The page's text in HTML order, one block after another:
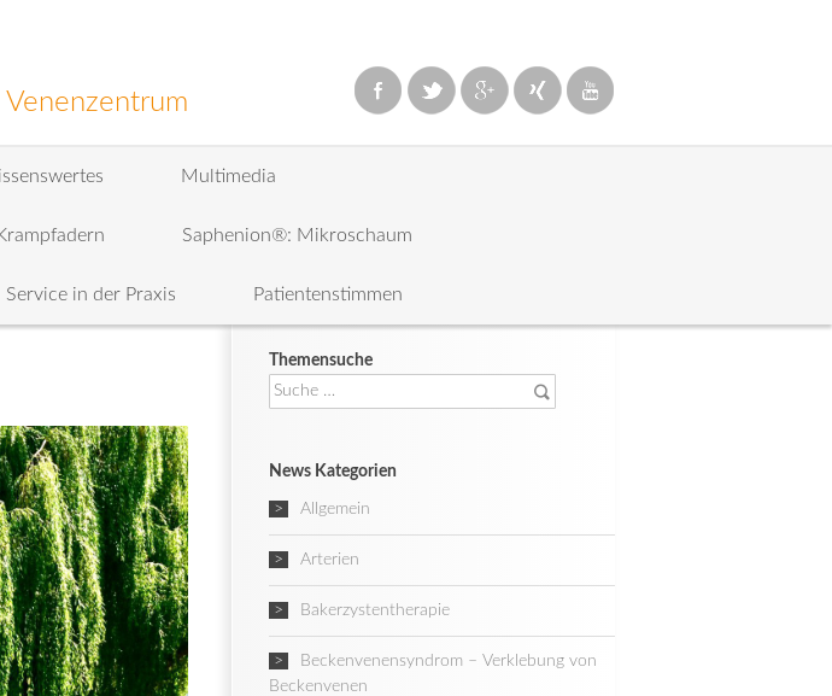
Multimedia
Saphenion®: Mikroschaum
Service in der Praxis Patientenstimmen
Themensuche
Suche
nach:
News Kategorien
Allgemein
Arterien
Bakerzystentherapie
Beckenvenensyndrom – Verklebung von
Beckenvenen